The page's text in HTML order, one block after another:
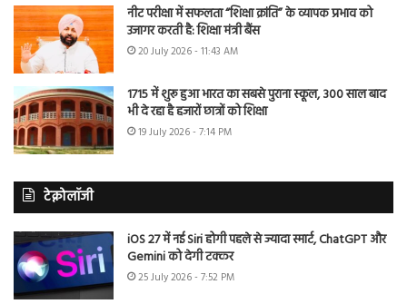
नीट परीक्षा में सफलता “शिक्षा क्रांति” के व्यापक प्रभाव को
उजागर करती है: शिक्षा मंत्री बैंस
20 July 2026 - 11:43 AM
1715 में शुरू हुआ भारत का सबसे पुराना स्कूल, 300 साल बाद
भी दे रहा है हजारों छात्रों को शिक्षा
19 July 2026 - 7:14 PM
टेक्नोलॉजी
iOS 27 में नई Siri होगी पहले से ज्यादा स्मार्ट, ChatGPT और
Gemini को देगी टक्कर
25 July 2026 - 7:52 PM